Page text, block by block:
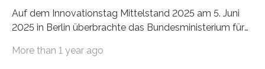
Auf dem Innovationstag Mittelstand 2025 am 5. Juni
2025 in Berlin überbrachte das Bundesministerium für
Überplanmäßige Verpflichtungsermächtigungen in
More than 1 year ago